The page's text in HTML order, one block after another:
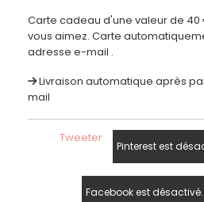
Carte cadeau d'une valeur de 40
vous aimez. Carte
adresse e-mail .
Livraison automatique après
mail
Tweeter
Pinterest est
Facebook est désactivé.